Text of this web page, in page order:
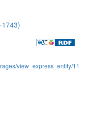
view_express_entity/11